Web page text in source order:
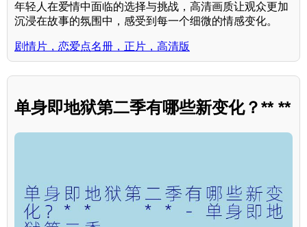
年轻人在爱情中面临的选择与挑战，高清画质让观众更加
沉浸在故事的氛围中，感受到每一个细微的情感变化。
剧情片，恋爱点名册，正片，高清版
单身即地狱第二季有哪些新变化？** **